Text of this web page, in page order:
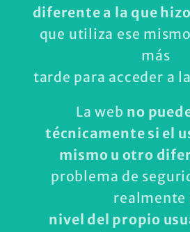
diferente a la que
que utiliza ese
más
tarde para acceder a
La web no
técnicamente si el
mismo u otro
problema de
realmente
nivel del propio